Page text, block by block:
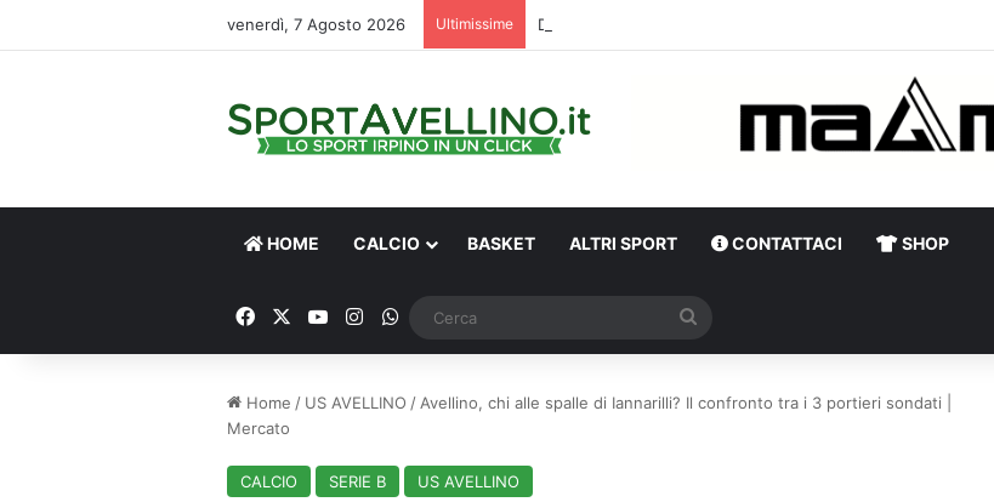
venerdì, 7 Agosto 2026 Ultimissime Diretta Calciomercato Avellino e Serie B, trattative e ufficialità
HOME CALCIO BASKET ALTRI SPORT CONTATTACI SHOP
FacebookYou TubeInstagram
WhatsApp
Home / US AVELLINO / Avellino, chi alle spalle di Iannarilli? Il confronto tra i 3 portieri sondati |
Mercato
CALCIO SERIE B US AVELLINO